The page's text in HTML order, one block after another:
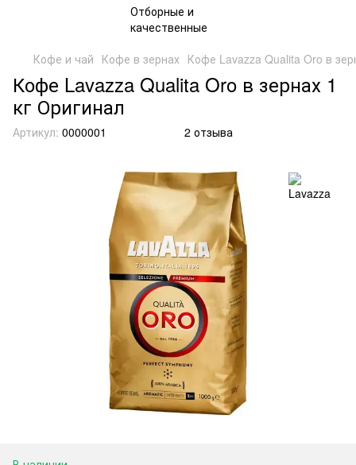
Кофе и чай Кофе в зернах Кофе Lavazza Qualita Oro в
Кофе Lavazza Qualita Oro в зернах 1
кг Оригинал
Артикул: 0000001 2 отзыва